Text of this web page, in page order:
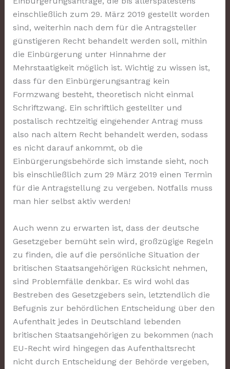
einschließlich zum 29. März 2019 gestellt worden
sind, weiterhin nach dem für die Antragsteller
günstigeren Recht behandelt werden soll, mithin
die Einbürgerung unter Hinnahme der
Mehrstaatigkeit möglich ist. Wichtig zu wissen ist,
dass für den Einbürgerungsantrag kein
Formzwang besteht, theoretisch nicht einmal
Schriftzwang. Ein schriftlich gestellter und
postalisch rechtzeitig eingehender Antrag muss
also nach altem Recht behandelt werden, sodass
es nicht darauf ankommt, ob die
Einbürgerungsbehörde sich imstande sieht, noch
bis einschließlich zum 29 März 2019 einen Termin
für die Antragstellung zu vergeben. Notfalls muss
man hier selbst aktiv werden!
Auch wenn zu erwarten ist, dass der deutsche
Gesetzgeber bemüht sein wird, großzügige Regeln
zu finden, die auf die persönliche Situation der
britischen Staatsangehörigen Rücksicht nehmen,
sind Problemfälle denkbar. Es wird wohl das
Bestreben des Gesetzgebers sein, letztendlich die
Befugnis zur behördlichen Entscheidung über den
Aufenthalt jedes in Deutschland lebenden
britischen Staatsangehörigen zu bekommen (nach
EU-Recht wird hingegen das Aufenthaltsrecht
nicht durch Entscheidung der Behörde vergeben,